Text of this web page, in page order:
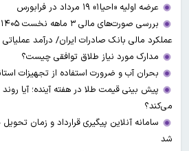
عرضه اولیه «احیا۱» ۱۹ مرداد در فرابورس
عملکرد مالی بانک صادرات ایران/ درآمد عملیاتی ۸۰ درصد رشد کرد
مدارک مورد نیاز طلاق توافقی چیست؟
بحران آب و ضرورت استفاده از تجهیزات
پیش بینی قیمت طلا در هفته آینده؛ آیا روند
می‌کند؟
سامانه آنلاین پیگیری قرارداد‌ و زمان
شد